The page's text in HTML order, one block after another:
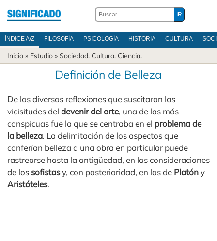
ÍNDICE A/Z FILOSOFÍA PSICOLOGÍA HISTORIA CULTURA
Inicio » Estudio » Sociedad. Cultura. Ciencia.
Definición de Belleza
De las diversas reflexiones que suscitaron las
vicisitudes del devenir del arte, una de las más
conspicuas fue la que se centraba en el problema de
la belleza. La delimitación de los aspectos que
conferían belleza a una obra en particular puede
rastrearse hasta la antigüedad, en las consideraciones
de los sofistasy, con posterioridad, en las de Platóny
Aristóteles.